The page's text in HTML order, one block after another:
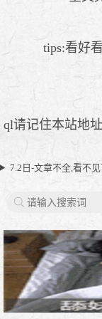
tips:看好
ql请记住本站地
7.2日-文章不全,看不